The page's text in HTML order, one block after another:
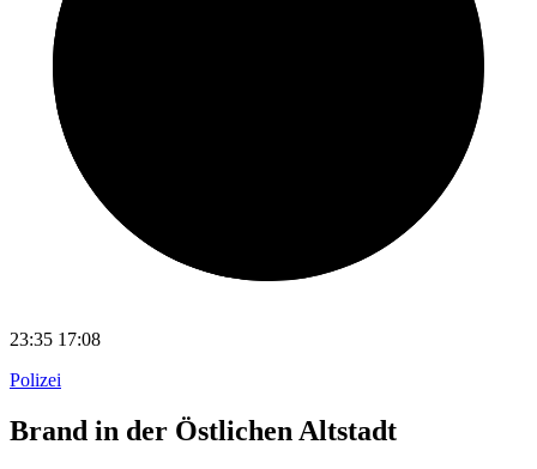
23:35 17:08
Polizei
Brand in der Östlichen Altstadt